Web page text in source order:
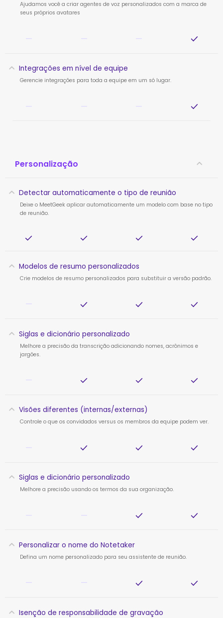
Ajudamos você a criar agentes de voz personalizados com a marca de
seus próprios avatares
— — —
Integrações em nível de equipe
Gerencie integrações para toda a equipe em um só lugar.
— — —
Personalização
Detectar automaticamente o tipo de reunião
Deixe o MeetGeek aplicar automaticamente um modelo com base no tipo
de reunião.
Modelos de resumo personalizados
Crie modelos de resumo personalizados para substituir a versão padrão.
—
Siglas e dicionário personalizado
Melhore a precisão da transcrição adicionando nomes, acrônimos e
jargões.
—
Visões diferentes (internas/externas)
Controle o que os convidados versus os membros da equipe podem ver.
—
Siglas e dicionário personalizado
Melhore a precisão usando os termos da sua organização.
— —
Personalizar o nome do Notetaker
Defina um nome personalizado para seu assistente de reunião.
— —
Isenção de responsabilidade de gravação